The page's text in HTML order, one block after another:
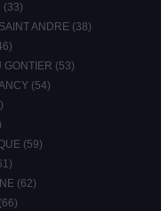
(33)
ANDRE (38)
(53)
(54)
(59)
(62)